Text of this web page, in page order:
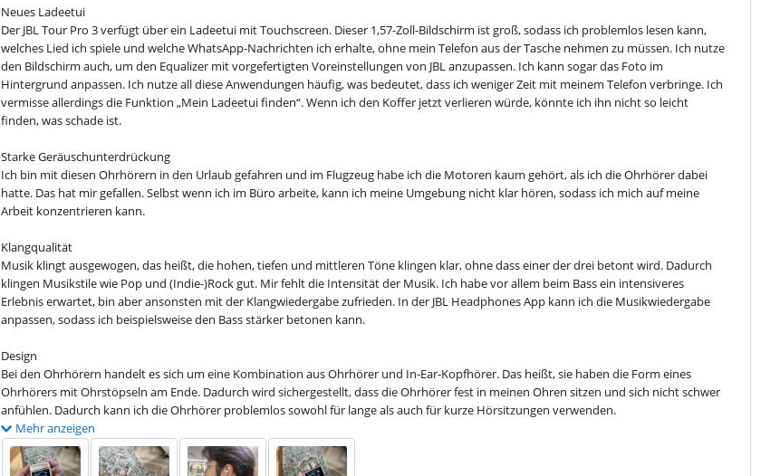
Neues Ladeetui
Der JBL Tour Pro 3 verfügt über ein Ladeetui mit Touchscreen. Dieser 1,57-Zoll-Bildschirm ist groß, sodass ich problemlos lesen kann,
welches Lied ich spiele und welche WhatsApp-Nachrichten ich erhalte, ohne mein Telefon aus der Tasche nehmen zu müssen. Ich nutze
den Bildschirm auch, um den Equalizer mit vorgefertigten Voreinstellungen von JBL anzupassen. Ich kann sogar das Foto im
Hintergrund anpassen. Ich nutze all diese Anwendungen häufig, was bedeutet, dass ich weniger Zeit mit meinem Telefon verbringe. Ich
vermisse allerdings die Funktion „Mein Ladeetui finden“. Wenn ich den Koffer jetzt verlieren würde, könnte ich ihn nicht so leicht
finden, was schade ist.
Starke Geräuschunterdrückung
Ich bin mit diesen Ohrhörern in den Urlaub gefahren und im Flugzeug habe ich die Motoren kaum gehört, als ich die Ohrhörer dabei
hatte. Das hat mir gefallen. Selbst wenn ich im Büro arbeite, kann ich meine Umgebung nicht klar hören, sodass ich mich auf meine
Arbeit konzentrieren kann.
Klangqualität
Musik klingt ausgewogen, das heißt, die hohen, tiefen und mittleren Töne klingen klar, ohne dass einer der drei betont wird. Dadurch
klingen Musikstile wie Pop und (Indie-)Rock gut. Mir fehlt die Intensität der Musik. Ich habe vor allem beim Bass ein intensiveres
Erlebnis erwartet, bin aber ansonsten mit der Klangwiedergabe zufrieden. In der JBL Headphones App kann ich die Musikwiedergabe
anpassen, sodass ich beispielsweise den Bass stärker betonen kann.
Design
Bei den Ohrhörern handelt es sich um eine Kombination aus Ohrhörer und In-Ear-Kopfhörer. Das heißt, sie haben die Form eines
Ohrhörers mit Ohrstöpseln am Ende. Dadurch wird sichergestellt, dass die Ohrhörer fest in meinen Ohren sitzen und sich nicht schwer
anfühlen. Dadurch kann ich die Ohrhörer problemlos sowohl für lange als auch für kurze Hörsitzungen verwenden.
Mehr anzeigen